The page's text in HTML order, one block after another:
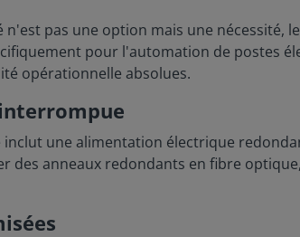
pas une option mais une nécessité, le
pour l'automation de postes
opérationnelle absolues.
une alimentation électrique
des anneaux redondants en fibre